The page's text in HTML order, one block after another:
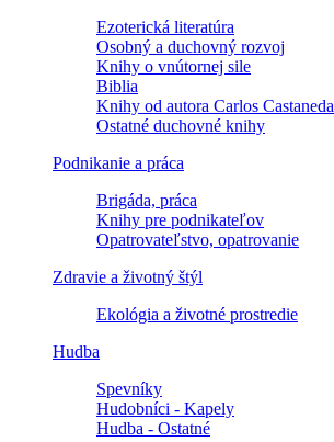
Ezoterická literatúra
Osobný a duchovný rozvoj
Knihy o vnútornej sile
Biblia
Knihy od autora Carlos Castaneda
Ostatné duchovné knihy
Podnikanie a práca
Brigáda, práca
Knihy pre podnikateľov
Opatrovateľstvo, opatrovanie
Zdravie a životný štýl
Ekológia a životné prostredie
Hudba
Spevníky
Hudobníci - Kapely
Hudba - Ostatné